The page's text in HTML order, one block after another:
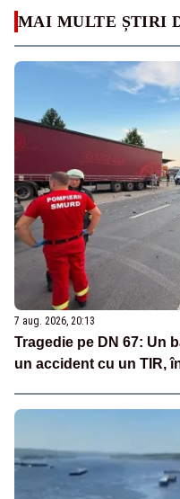
MAI MULTE ȘTIRI
7 aug. 2026, 20:13
Tragedie pe DN 67: Un
un accident cu un TIR,